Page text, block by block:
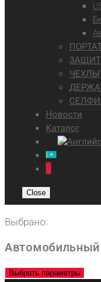
ЧЕХЛЫ
Новости
Каталог
0
Close
Выбрано:
Выбрать параметры